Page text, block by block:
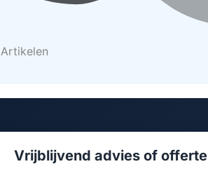
Artikelen
Vrijblijvend advies of offerte